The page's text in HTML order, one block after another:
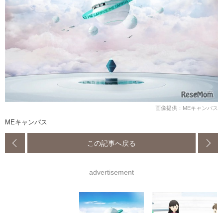
画像提供：MEキャンパス
MEキャンパス
この記事へ戻る
advertisement